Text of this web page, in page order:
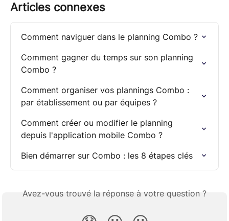
Articles connexes
Comment naviguer dans le planning Combo ?
Comment gagner du temps sur son planning
Combo ?
Comment organiser vos plannings Combo :
par établissement ou par équipes ?
Comment créer ou modifier le planning
depuis l'application mobile Combo ?
Bien démarrer sur Combo : les 8 étapes clés
Avez-vous trouvé la réponse à votre question ?